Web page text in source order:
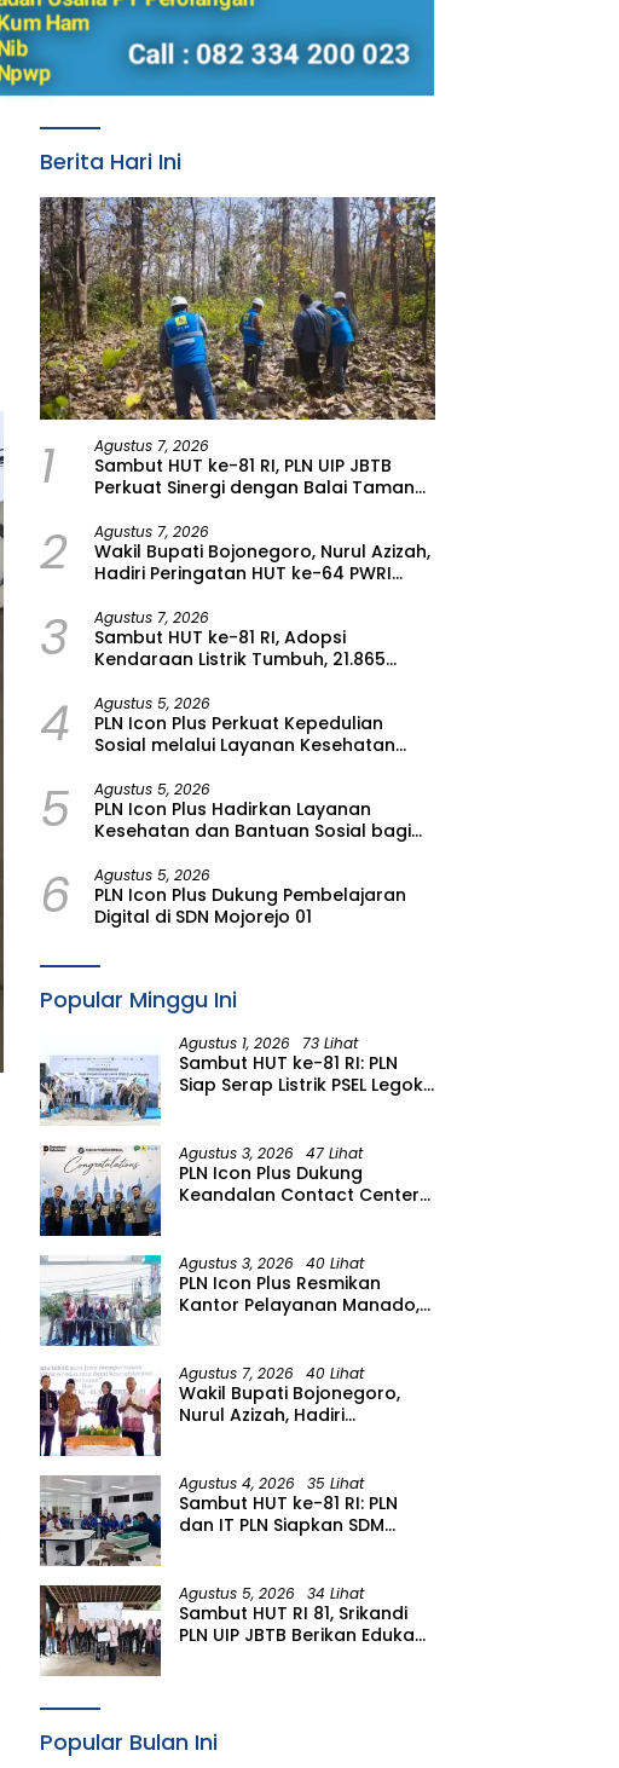
Berita Hari Ini
1 Agustus 7, 2026
Sambut HUT ke-81 RI, PLN UIP JBTB
Perkuat Sinergi dengan Balai Taman
Rencana Proyek SUTET 500 kV Paiton–
Watudodol/Kalipuro
2 Agustus 7, 2026
Wakil Bupati Bojonegoro, Nurul Azizah,
Hadiri Peringatan HUT ke-64 PWRI
3 Agustus 7, 2026
Sambut HUT ke-81 RI, Adopsi
Kendaraan Listrik Tumbuh, 21.865
Charging Services PLN pada Semester
I 2026
4 Agustus 5, 2026
PLN Icon Plus Perkuat Kepedulian
Sosial melalui Layanan Kesehatan
Lansia di Malang
5 Agustus 5, 2026
PLN Icon Plus Hadirkan Layanan
Kesehatan dan Bantuan Sosial bagi
6 Agustus 5, 2026
PLN Icon Plus Dukung Pembelajaran
Digital di SDN Mojorejo 01
Popular Minggu Ini
Agustus 1, 2026 73 Lihat
Sambut HUT ke-81 RI: PLN
Siap Serap Listrik PSEL Legok
Berkelanjutan di Jawa Barat
Agustus 3, 2026 47 Lihat
PLN Icon Plus Dukung
Keandalan Contact Center
Agustus 3, 2026 40 Lihat
PLN Icon Plus Resmikan
Kantor Pelayanan Manado,
Agustus 7, 2026 40 Lihat
Wakil Bupati Bojonegoro,
Nurul Azizah, Hadiri
Agustus 4, 2026 35 Lihat
Sambut HUT ke-81 RI: PLN
dan IT PLN Siapkan SDM
Terbarukan bagi Siswa SMA
Agustus 5, 2026 34 Lihat
Sambut HUT RI 81, Srikandi
PLN UIP JBTB Berikan Edukasi
Simacan Banyuwangi
Popular Bulan Ini